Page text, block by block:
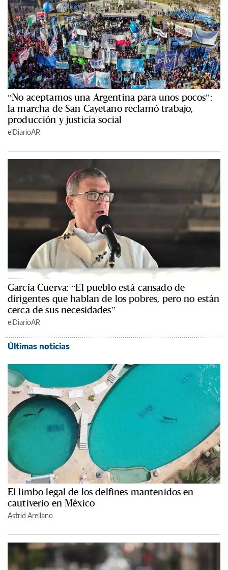
“No aceptamos una Argentina para unos pocos”:
la marcha de San Cayetano reclamó trabajo,
producción y justicia social
elDiarioAR
García Cuerva: “El pueblo está cansado de
dirigentes que hablan de los pobres, pero no están
cerca de sus necesidades”
elDiarioAR
Últimas noticias
El limbo legal de los delfines mantenidos en
cautiverio en México
Astrid Arellano